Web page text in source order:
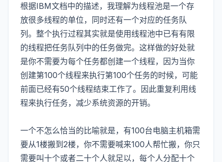
根据IBM文档中的描述，我理解为线程池是一个存
放很多线程的单位，同时还有一个对应的任务队
列。整个执行过程其实就是使用线程池中已有有限
的线程把任务队列中的任务做完。这样做的好处就
是你不需要为每个任务都创建一个线程，因为当你
创建第100个线程来执行第100个任务的时候，可能
前面已经有50个线程结束工作了。因此重复利用线
程来执行任务，减少系统资源的开销。
一个不怎么恰当的比喻就是，有100台电脑主机箱需
要从1楼搬到2楼，你不需要喊来100人帮忙搬，你只
需要叫十个或者二十个人就足以，每个人分配十个